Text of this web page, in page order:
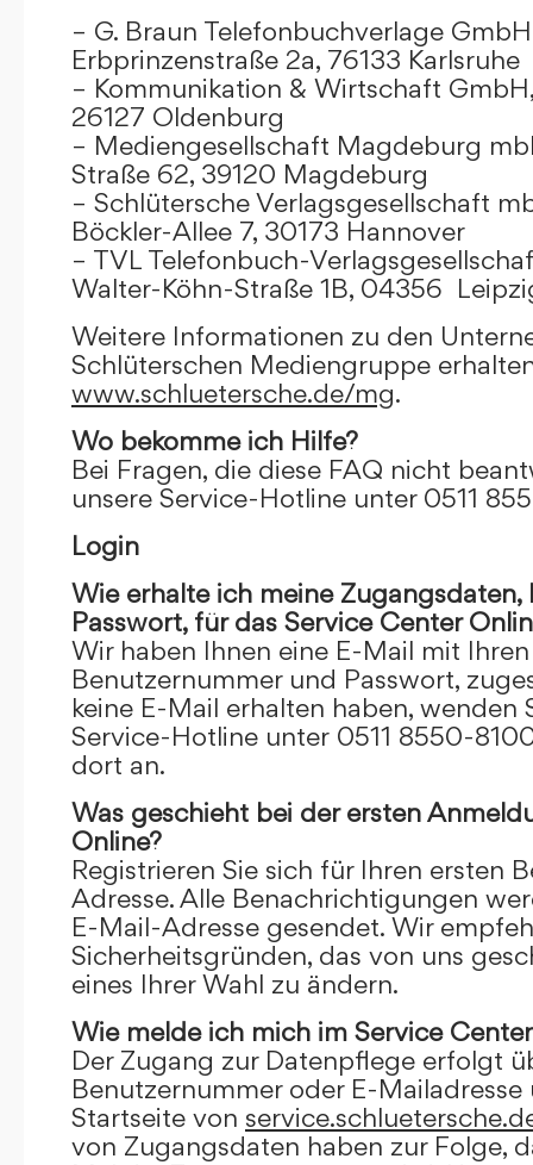
– G. Braun Telefonbuchverlage GmbH
Erbprinzenstraße 2a, 76133 Karlsruhe
– Kommunikation & Wirtschaft
26127 Oldenburg
– Mediengesellschaft Magdeburg
Straße 62, 39120 Magdeburg
– Schlütersche Verlagsgesellschaft
Böckler-Allee 7, 30173 Hannover
– TVL Telefonbuch-
Walter-Köhn-Straße 1B, 04356
Weitere Informationen zu den
Schlüterschen Mediengruppe
www.schluetersche.de/mg.
Wo bekomme ich Hilfe?
Bei Fragen, die diese FAQ nicht
unsere Service-Hotline unter 0511
Login
Wie erhalte ich meine
Passwort, für das Service Center
Wir haben Ihnen eine E-Mail mit
Benutzernummer und Passwort,
keine E-Mail erhalten haben, wenden
Service-Hotline unter 0511 8550-
dort an.
Was geschieht bei der ersten
Online?
Registrieren Sie sich für Ihren ersten
Adresse. Alle Benachrichtigungen
E-Mail-Adresse gesendet. Wir
Sicherheitsgründen, das von uns
eines Ihrer Wahl zu ändern.
Wie melde ich mich im Service
Der Zugang zur Datenpflege erfolgt
Benutzernummer oder E-
Startseite von
von Zugangsdaten haben zur Folge,